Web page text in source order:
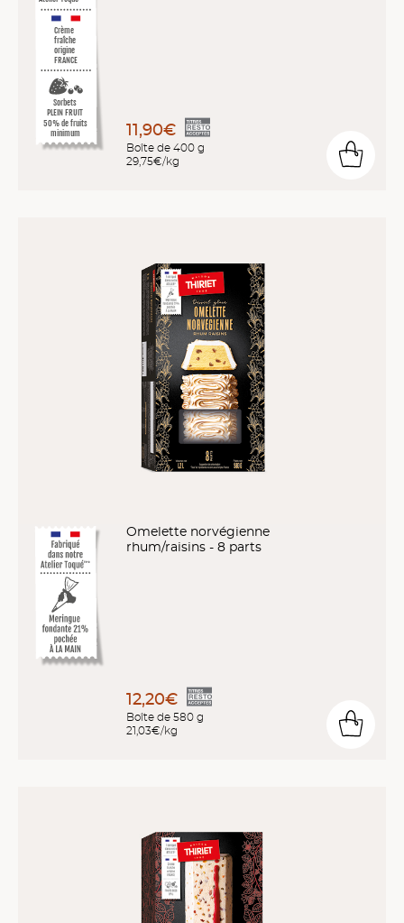
Crème
fraîche
origine
FRANCE
Sorbets
PLEIN FRUIT
50% de fruits
minimum
11,90€
Boîte de 400 g
29,75€/kg
Omelette norvégienne
rhum/raisins - 8 parts
12,20€
Boîte de 580 g
21,03€/kg